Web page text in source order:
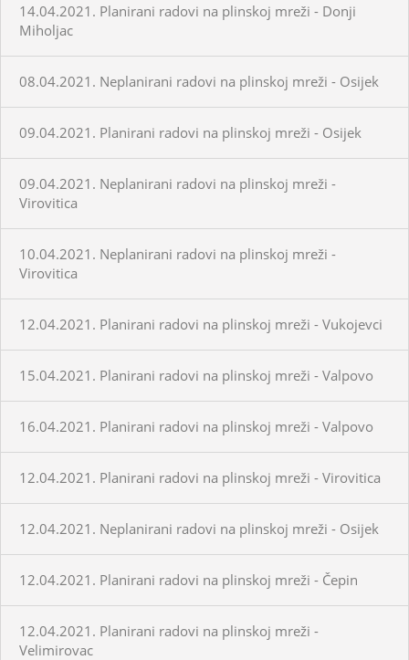
14.04.2021. Planirani radovi na plinskoj mreži - Donji
Miholjac
08.04.2021. Neplanirani radovi na plinskoj mreži - Osijek
09.04.2021. Planirani radovi na plinskoj mreži - Osijek
09.04.2021. Neplanirani radovi na plinskoj mreži -
Virovitica
10.04.2021. Neplanirani radovi na plinskoj mreži -
Virovitica
12.04.2021. Planirani radovi na plinskoj mreži - Vukojevci
15.04.2021. Planirani radovi na plinskoj mreži - Valpovo
16.04.2021. Planirani radovi na plinskoj mreži - Valpovo
12.04.2021. Planirani radovi na plinskoj mreži - Virovitica
12.04.2021. Neplanirani radovi na plinskoj mreži - Osijek
12.04.2021. Planirani radovi na plinskoj mreži - Čepin
12.04.2021. Planirani radovi na plinskoj mreži -
Velimirovac